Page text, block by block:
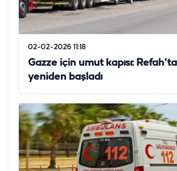
02-02-2026 11:18
Gazze için umut kapısı:
yeniden başladı